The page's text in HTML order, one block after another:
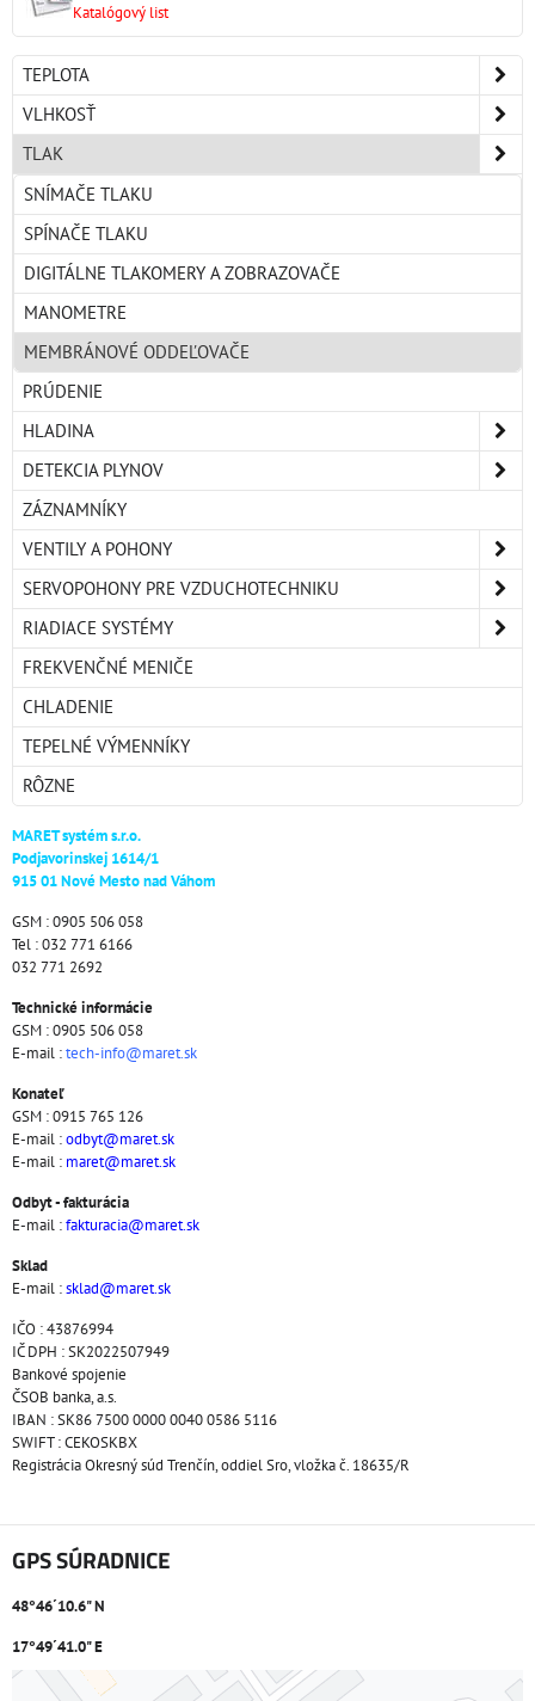
Katalógový list
TEPLOTA
VLHKOSŤ
TLAK
SNÍMAČE TLAKU
SPÍNAČE TLAKU
DIGITÁLNE TLAKOMERY A ZOBRAZOVAČE
MANOMETRE
MEMBRÁNOVÉ ODDEĽOVAČE
PRÚDENIE
HLADINA
DETEKCIA PLYNOV
ZÁZNAMNÍKY
VENTILY A POHONY
SERVOPOHONY PRE VZDUCHOTECHNIKU
RIADIACE SYSTÉMY
FREKVENČNÉ MENIČE
CHLADENIE
TEPELNÉ VÝMENNÍKY
RÔZNE
MARET systém s.r.o.
Podjavorinskej 1614/1
915 01 Nové Mesto nad Váhom
GSM : 0905 506 058
Tel : 032 771 6166
032 771 2692
Technické informácie
GSM : 0905 506 058
E-mail :tech-info@maret.sk
Konateľ
GSM : 0915 765 126
E-mail :odbyt@maret.sk
E-mail : maret@maret.sk
Odbyt - fakturácia
E-mail :fakturacia@maret.sk
Sklad
E-mail :sklad@maret.sk
IČO : 43876994
IČ DPH : SK2022507949
Bankové spojenie
ČSOB banka, a.s.
IBAN : SK86 7500 0000 0040 0586 5116
SWIFT : CEKOSKBX
Registrácia Okresný súd Trenčín, oddiel Sro, vložka č. 18635/R
GPS SÚRADNICE
48°46´10.6" N
17°49´41.0" E